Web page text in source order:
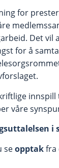
for
Det vil
for å
våre
i
seopptakfra